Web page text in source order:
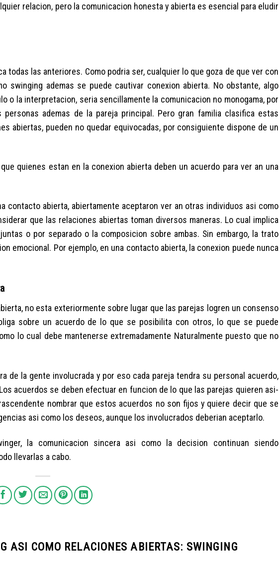
relacion, pero la comunicacion honesta y abierta es esencial para eludir
todas las anteriores. Como podri­a ser, cualquier lo que goza de que ver con
swinging ademas se puede cautivar conexion abierta. No obstante, algo
o la interpretacion, seri­a sencillamente la comunicacion no monogama, por
ademas de la pareja principal. Pero gran familia clasifica estas
abiertas, pueden no quedar equivocadas, por consiguiente dispone de un
quienes estan en la conexion abierta deben un acuerdo para ver an una
contacto abierta, abiertamente aceptaron ver an otras individuos asi­ como
que las relaciones abiertas toman diversos maneras. Lo cual implica
o por separado o la composicion sobre ambas. Sin embargo, la trato
emocional. Por ejemplo, en una contacto abierta, la conexion puede nunca
no esta exteriormente sobre lugar que las parejas logren un consenso
sobre un acuerdo de lo que se posibilita con otros, lo que se puede
lo cual debe mantenerse extremadamente Naturalmente puesto que no
de la gente involucrada y por eso cada pareja tendra su personal acuerdo,
acuerdos se deben efectuar en funcion de lo que las parejas quieren asi­
nombrar que estos acuerdos no son fijos y quiere decir que se
asi­ como los deseos, aunque los involucrados deberi­an aceptarlo.
la comunicacion sincera asi­ como la decision continuan siendo
llevarlas a cabo.
ASI­ COMO RELACIONES ABIERTAS: SWINGING